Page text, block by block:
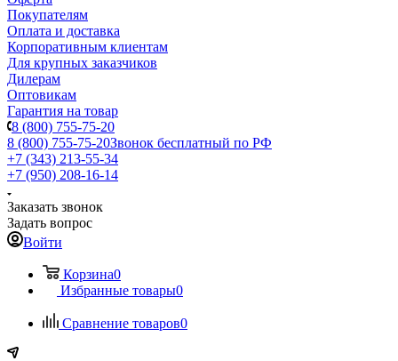
Покупателям
Оплата и доставка
Корпоративным клиентам
Для крупных заказчиков
Дилерам
Оптовикам
Гарантия на товар
8 (800) 755-75-20
8 (800) 755-75-20Звонок бесплатный по РФ
+7 (343) 213-55-34
+7 (950) 208-16-14
Заказать звонок
Задать вопрос
Войти
Корзина0
Избранные товары0
Сравнение товаров0